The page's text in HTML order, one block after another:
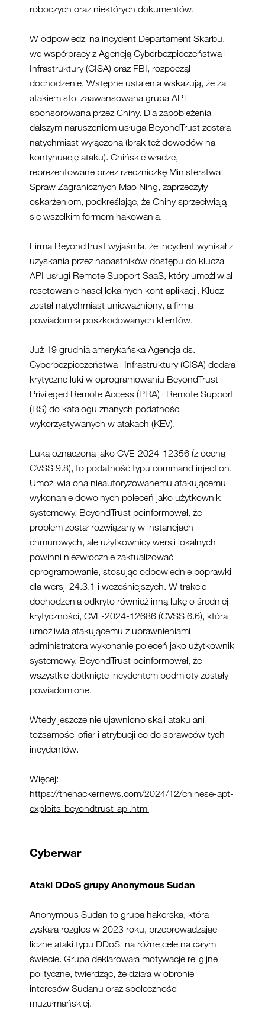
roboczych oraz niektórych dokumentów.
W odpowiedzi na incydent Departament Skarbu,
we współpracy z Agencją Cyberbezpieczeństwa i
Infrastruktury (CISA) oraz FBI, rozpoczął
dochodzenie. Wstępne ustalenia wskazują, że za
atakiem stoi zaawansowana grupa APT
sponsorowana przez Chiny. Dla zapobieżenia
dalszym naruszeniom usługa BeyondTrust została
natychmiast wyłączona (brak też dowodów na
kontynuację ataku). Chińskie władze,
reprezentowane przez rzeczniczkę Ministerstwa
Spraw Zagranicznych Mao Ning, zaprzeczyły
oskarżeniom, podkreślając, że Chiny sprzeciwiają
się wszelkim formom hakowania.
Firma BeyondTrust wyjaśniła, że incydent wynikał z
uzyskania przez napastników dostępu do klucza
API usługi Remote Support SaaS, który umożliwiał
resetowanie haseł lokalnych kont aplikacji. Klucz
został natychmiast unieważniony, a firma
powiadomiła poszkodowanych klientów.
Już 19 grudnia amerykańska Agencja ds.
Cyberbezpieczeństwa i Infrastruktury (CISA) dodała
krytyczne luki w oprogramowaniu BeyondTrust
Privileged Remote Access (PRA) i Remote Support
(RS) do katalogu znanych podatności
wykorzystywanych w atakach (KEV).
Luka oznaczona jako CVE-2024-12356 (z oceną
CVSS 9.8), to podatność typu command injection.
Umożliwia ona nieautoryzowanemu atakującemu
wykonanie dowolnych poleceń jako użytkownik
systemowy. BeyondTrust poinformował, że
problem został rozwiązany w instancjach
chmurowych, ale użytkownicy wersji lokalnych
powinni niezwłocznie zaktualizować
oprogramowanie, stosując odpowiednie poprawki
dla wersji 24.3.1 i wcześniejszych. W trakcie
dochodzenia odkryto również inną lukę o średniej
krytyczności, CVE-2024-12686 (CVSS 6.6), która
umożliwia atakującemu z uprawnieniami
administratora wykonanie poleceń jako użytkownik
systemowy. BeyondTrust poinformował, że
wszystkie dotknięte incydentem podmioty zostały
powiadomione.
Wtedy jeszcze nie ujawniono skali ataku ani
tożsamości ofiar i atrybucji co do sprawców tych
incydentów.
Więcej:
https://thehackernews.com/2024/12/chinese-apt-
exploits-beyondtrust-api.html
Cyberwar
Ataki DDoS grupyAnonymous Sudan
Anonymous Sudan to grupa hakerska, która
zyskała rozgłos w 2023 roku, przeprowadzając
liczne ataki typu DDoS na różne cele na całym
świecie. Grupa deklarowała motywacje religijne i
polityczne, twierdząc, że działa w obronie
interesów Sudanu oraz społeczności
muzułmańskiej.